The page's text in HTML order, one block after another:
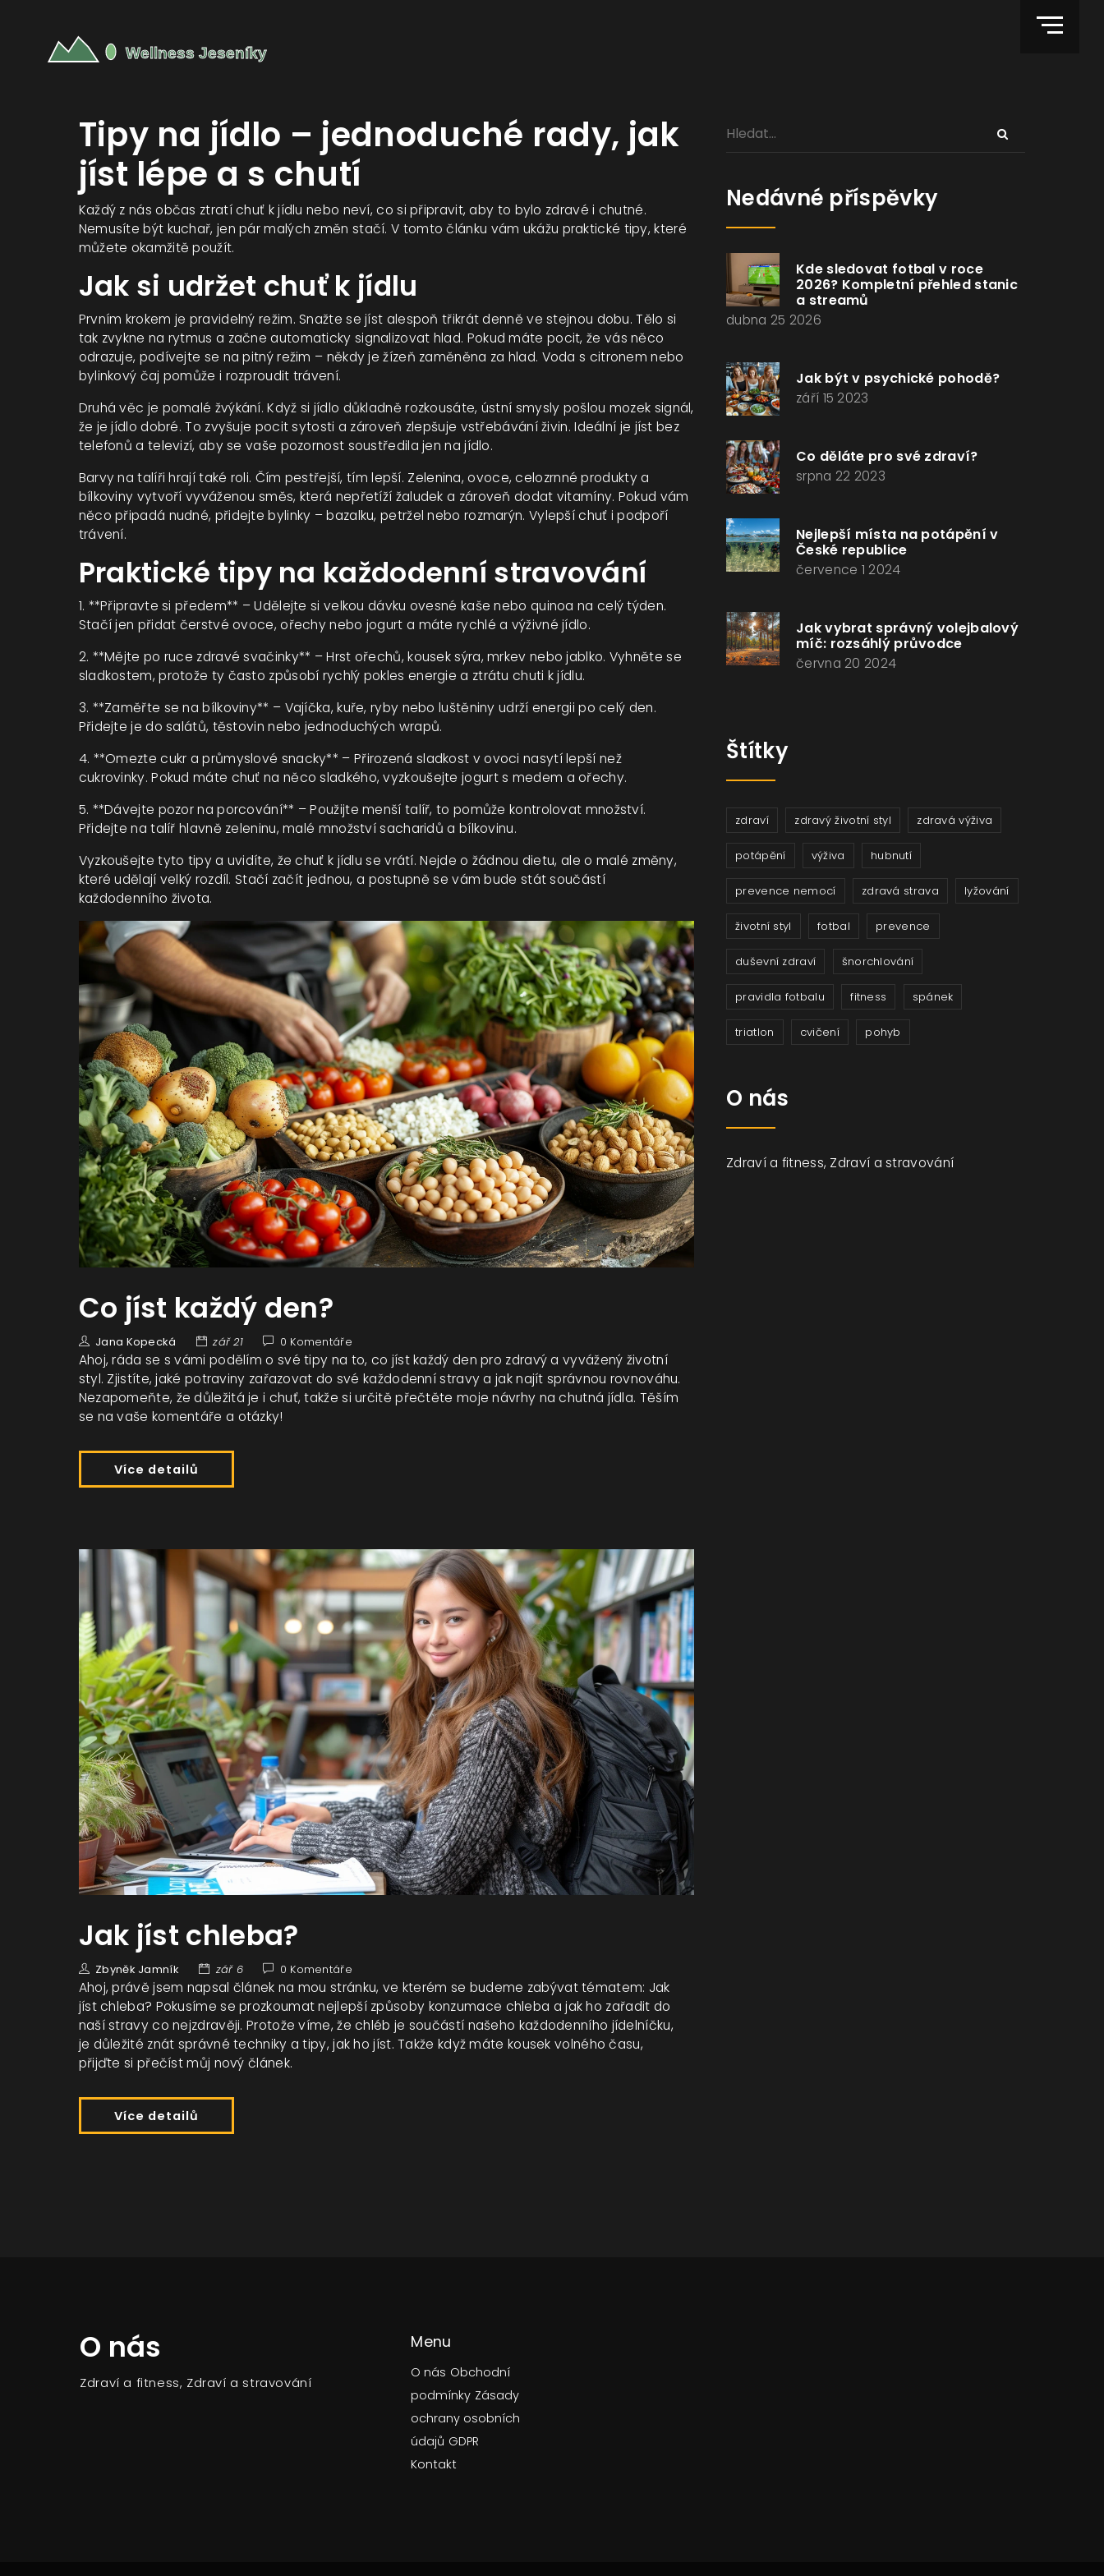
Tipy na jídlo – jednoduché rady, jak
jíst lépe a s chutí
Každý z nás občas ztratí chuť k jídlu nebo neví, co si připravit, aby to bylo zdravé i chutné.
Nemusíte být kuchař, jen pár malých změn stačí. V tomto článku vám ukážu praktické tipy, které
můžete okamžitě použít.
Jak si udržet chuť k jídlu
Prvním krokem je pravidelný režim. Snažte se jíst alespoň třikrát denně ve stejnou dobu. Tělo si
tak zvykne na rytmus a začne automaticky signalizovat hlad. Pokud máte pocit, že vás něco
odrazuje, podívejte se na pitný režim – někdy je žízeň zaměněna za hlad. Voda s citronem nebo
bylinkový čaj pomůže i rozproudit trávení.
Druhá věc je pomalé žvýkání. Když si jídlo důkladně rozkousáte, ústní smysly pošlou mozek signál,
že je jídlo dobré. To zvyšuje pocit sytosti a zároveň zlepšuje vstřebávání živin. Ideální je jíst bez
telefonů a televizí, aby se vaše pozornost soustředila jen na jídlo.
Barvy na talíři hrají také roli. Čím pestřejší, tím lepší. Zelenina, ovoce, celozrnné produkty a
bílkoviny vytvoří vyváženou směs, která nepřetíží žaludek a zároveň dodat vitamíny. Pokud vám
něco připadá nudné, přidejte bylinky – bazalku, petržel nebo rozmarýn. Vylepší chuť i podpoří
trávení.
Praktické tipy na každodenní stravování
1. **Připravte si předem** – Udělejte si velkou dávku ovesné kaše nebo quinoa na celý týden.
Stačí jen přidat čerstvé ovoce, ořechy nebo jogurt a máte rychlé a výživné jídlo.
2. **Mějte po ruce zdravé svačinky** – Hrst ořechů, kousek sýra, mrkev nebo jablko. Vyhněte se
sladkostem, protože ty často způsobí rychlý pokles energie a ztrátu chuti k jídlu.
3. **Zaměřte se na bílkoviny** – Vajíčka, kuře, ryby nebo luštěniny udrží energii po celý den.
Přidejte je do salátů, těstovin nebo jednoduchých wrapů.
4. **Omezte cukr a průmyslové snacky** – Přirozená sladkost v ovoci nasytí lepší než
cukrovinky. Pokud máte chuť na něco sladkého, vyzkoušejte jogurt s medem a ořechy.
5. **Dávejte pozor na porcování** – Použijte menší talíř, to pomůže kontrolovat množství.
Přidejte na talíř hlavně zeleninu, malé množství sacharidů a bílkovinu.
Vyzkoušejte tyto tipy a uvidíte, že chuť k jídlu se vrátí. Nejde o žádnou dietu, ale o malé změny,
které udělají velký rozdíl. Stačí začít jednou, a postupně se vám bude stát součástí
každodenního života.
Co jíst každý den?
Jana Kopecká zář 21 0 Komentáře
Ahoj, ráda se s vámi podělím o své tipy na to, co jíst každý den pro zdravý a vyvážený životní
styl. Zjistíte, jaké potraviny zařazovat do své každodenní stravy a jak najít správnou rovnováhu.
Nezapomeňte, že důležitá je i chuť, takže si určitě přečtěte moje návrhy na chutná jídla. Těším
se na vaše komentáře a otázky!
Více detailů
Jak jíst chleba?
Zbyněk Jamník zář 6 0 Komentáře
Ahoj, právě jsem napsal článek na mou stránku, ve kterém se budeme zabývat tématem: Jak
jíst chleba? Pokusíme se prozkoumat nejlepší způsoby konzumace chleba a jak ho zařadit do
naší stravy co nejzdravěji. Protože víme, že chléb je součástí našeho každodenního jídelníčku,
je důležité znát správné techniky a tipy, jak ho jíst. Takže když máte kousek volného času,
přijďte si přečíst můj nový článek.
Více detailů
Nedávné příspěvky
Kde sledovat fotbal v roce
2026? Kompletní přehled stanic
a streamů
dubna 25 2026
Jak být v psychické pohodě?
září 15 2023
Co děláte pro své zdraví?
srpna 22 2023
Nejlepší místa na potápění v
České republice
července 1 2024
Jak vybrat správný volejbalový
míč: rozsáhlý průvodce
června 20 2024
Štítky
zdraví zdravý životní styl zdravá výživa
potápění výživa hubnutí
prevence nemocí zdravá strava lyžování
životní styl fotbal prevence
duševní zdraví šnorchlování
pravidla fotbalu fitness spánek
triatlon cvičení pohyb
O nás
Zdraví a fitness, Zdraví a stravování
O nás
Zdraví a fitness, Zdraví a stravování
Menu
O nás Obchodní
podmínky Zásady
ochrany osobních
údajů GDPR
Kontakt